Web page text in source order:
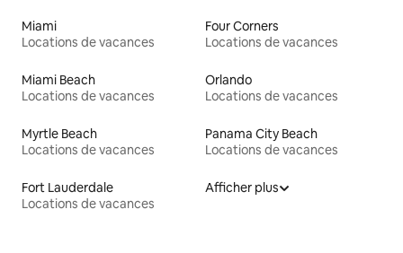
Miami
Locations de vacances
Four Corners
Locations de vacances
Miami Beach
Locations de vacances
Orlando
Locations de vacances
Myrtle Beach
Locations de vacances
Panama City Beach
Locations de vacances
Fort Lauderdale
Locations de vacances
Afficher plus